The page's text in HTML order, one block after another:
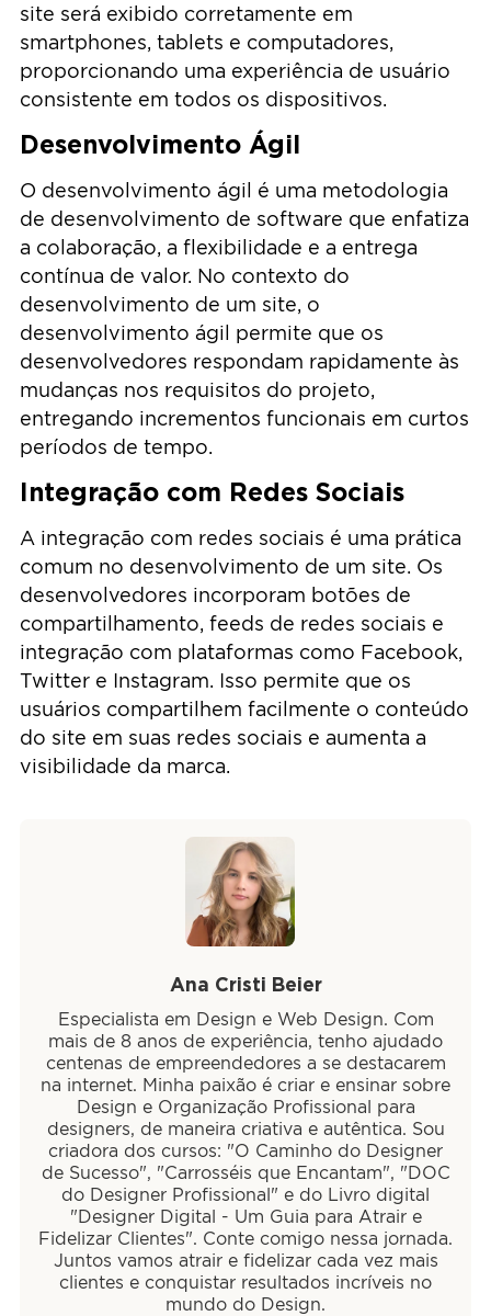
site será exibido corretamente em
smartphones, tablets e computadores,
proporcionando uma experiência de usuário
consistente em todos os dispositivos.
Desenvolvimento Ágil
O desenvolvimento ágil é uma metodologia
de desenvolvimento de software que enfatiza
a colaboração, a flexibilidade e a entrega
contínua de valor. No contexto do
desenvolvimento de um site, o
desenvolvimento ágil permite que os
desenvolvedores respondam rapidamente às
mudanças nos requisitos do projeto,
entregando incrementos funcionais em curtos
períodos de tempo.
Integração com Redes Sociais
A integração com redes sociais é uma prática
comum no desenvolvimento de um site. Os
desenvolvedores incorporam botões de
compartilhamento, feeds de redes sociais e
integração com plataformas como Facebook,
Twitter e Instagram. Isso permite que os
usuários compartilhem facilmente o conteúdo
do site em suas redes sociais e aumenta a
visibilidade da marca.
Ana Cristi Beier
Especialista em Design e Web Design. Com
mais de 8 anos de experiência, tenho ajudado
centenas de empreendedores a se destacarem
na internet. Minha paixão é criar e ensinar sobre
Design e Organização Profissional para
designers, de maneira criativa e autêntica. Sou
criadora dos cursos: "O Caminho do Designer
de Sucesso", "Carrosséis que Encantam", "DOC
do Designer Profissional" e do Livro digital
"Designer Digital - Um Guia para Atrair e
Fidelizar Clientes". Conte comigo nessa jornada.
Juntos vamos atrair e fidelizar cada vez mais
clientes e conquistar resultados incríveis no
mundo do Design.